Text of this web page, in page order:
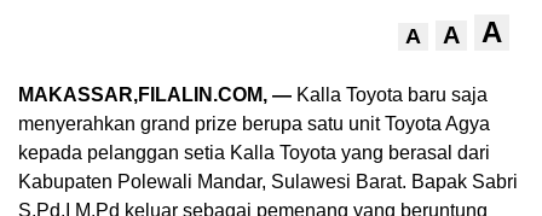
A A A
MAKASSAR,FILALIN.COM, — Kalla Toyota baru saja
menyerahkan grand prize berupa satu unit Toyota Agya
kepada pelanggan setia Kalla Toyota yang berasal dari
Kabupaten Polewali Mandar, Sulawesi Barat. Bapak Sabri
S.Pd.I M.Pd keluar sebagai pemenang yang beruntung